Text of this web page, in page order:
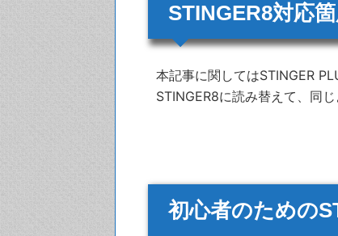
STINGER8対応
本記事に関してはSTINGER
STINGER8に読み替えて、同
初心者のための